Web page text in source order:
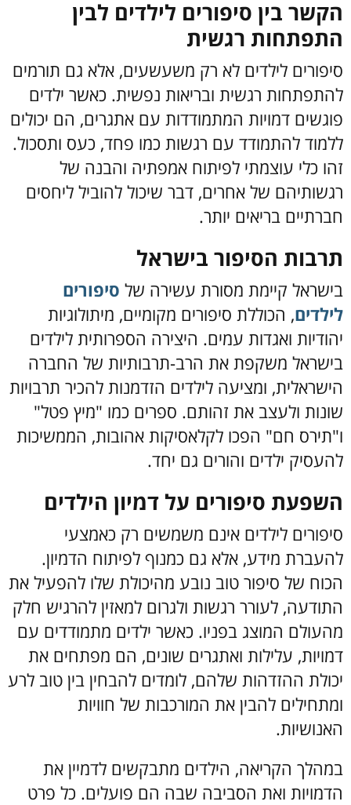
הקשר בין סיפורים לילדים לבין
התפתחות רגשית
סיפורים לילדים לא רק משעשעים, אלא גם תורמים
להתפתחות רגשית ובריאות נפשית. כאשר ילדים
פוגשים דמויות המתמודדות עם אתגרים, הם יכולים
ללמוד להתמודד עם רגשות כמו פחד, כעס ותסכול.
זהו כלי עוצמתי לפיתוח אמפתיה והבנה של
רגשותיהם של אחרים, דבר שיכול להוביל ליחסים
חברתיים בריאים יותר.
תרבות הסיפור בישראל
בישראל קיימת מסורת עשירה של סיפורים
לילדים, הכוללת סיפורים מקומיים, מיתולוגיות
יהודיות ואגדות עמים. היצירה הספרותית לילדים
בישראל משקפת את הרב-תרבותיות של החברה
הישראלית, ומציעה לילדים הזדמנות להכיר תרבויות
שונות ולעצב את זהותם. ספרים כמו "מיץ פטל"
ו"תירס חם" הפכו לקלאסיקות אהובות, הממשיכות
להעסיק ילדים והורים גם יחד.
השפעת סיפורים על דמיון הילדים
סיפורים לילדים אינם משמשים רק כאמצעי
להעברת מידע, אלא גם כמנוף לפיתוח הדמיון.
הכוח של סיפור טוב נובע מהיכולת שלו להפעיל את
התודעה, לעורר רגשות ולגרום למאזין להרגיש חלק
מהעולם המוצג בפניו. כאשר ילדים מתמודדים עם
דמויות, עלילות ואתגרים שונים, הם מפתחים את
יכולת ההזדהות שלהם, לומדים להבחין בין טוב לרע
ומתחילים להבין את המורכבות של חוויות
האנושיות.
במהלך הקריאה, הילדים מתבקשים לדמיין את
הדמויות ואת הסביבה שבה הם פועלים. כל פרט